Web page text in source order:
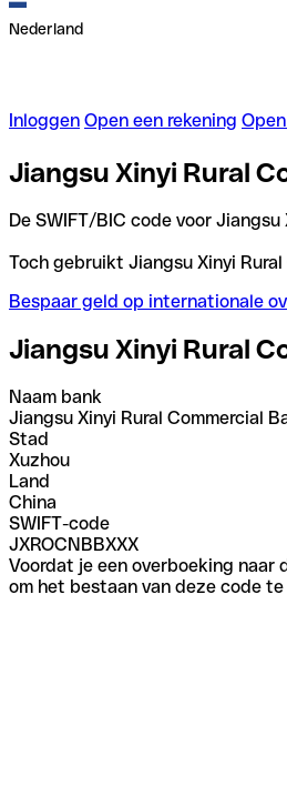
Nederland
Inloggen Open een rekening
Jiangsu Xinyi Rural
De SWIFT/BIC code voor
Toch gebruikt Jiangsu Xinyi
Bespaar geld op internationale
Jiangsu Xinyi Rural
Naam bank
Jiangsu Xinyi Rural Commercial
Stad
Xuzhou
Land
China
SWIFT-code
JXROCNBBXXX
Voordat je een overboeking
om het bestaan van deze code